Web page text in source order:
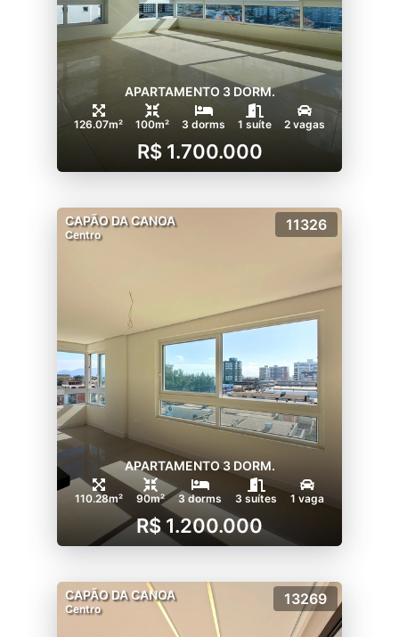
APARTAMENTO 3 DORM.
126.07m² 100m² 3 dorms 1 suíte 2 vagas
R$ 1.700.000
CAPÃO DA CANOA
Centro
11326
APARTAMENTO 3 DORM.
110.28m² 90m² 3 dorms 3 suítes 1 vaga
R$ 1.200.000
CAPÃO DA CANOA
Centro
13269